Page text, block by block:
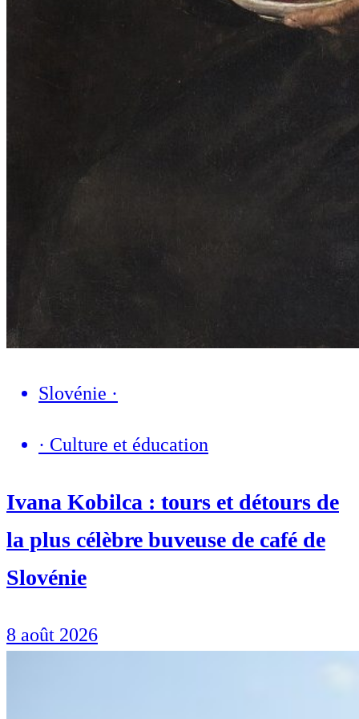
Slovénie ·
· Culture et éducation
Ivana Kobilca : tours et détours de
la plus célèbre buveuse de café de
Slovénie
8 août 2026